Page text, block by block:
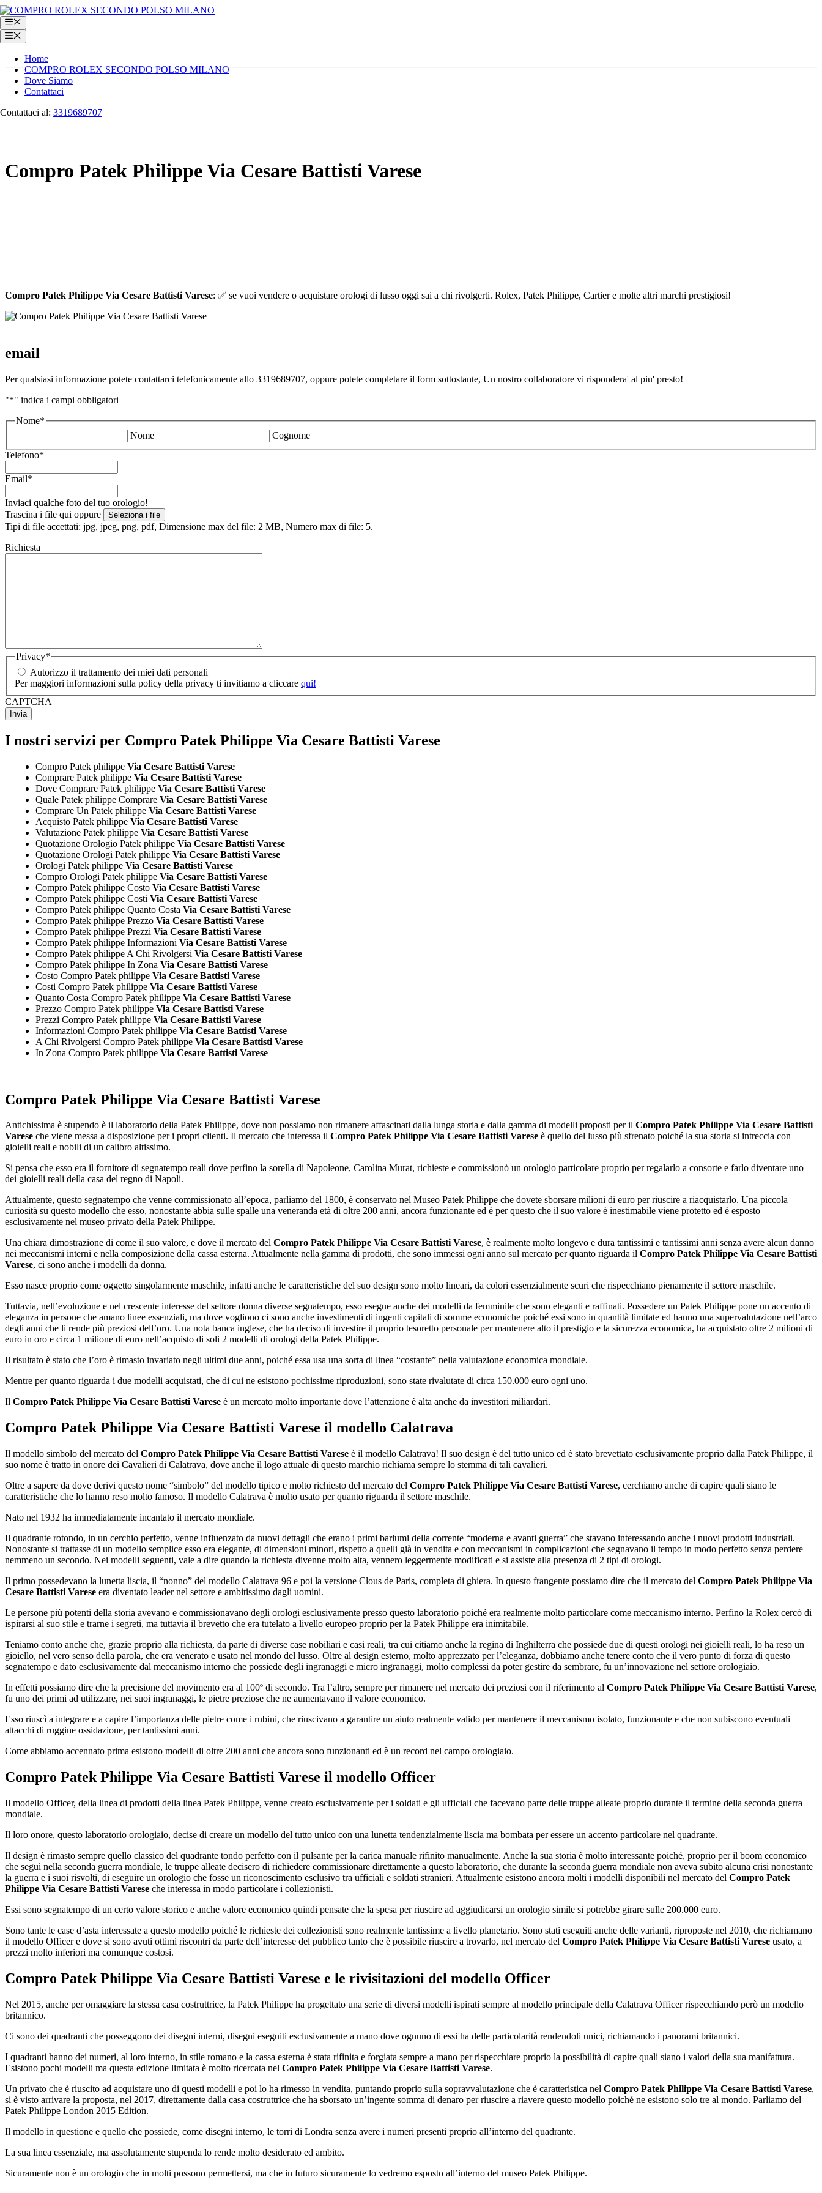
Vai
al
contenuto
Menu
Menu
Home
COMPRO ROLEX SECONDO POLSO MILANO
Dove Siamo
Contattaci
Contattaci al: 3319689707
Compro Patek Philippe Via Cesare Battisti Varese
Compro Patek Philippe Via Cesare Battisti Varese: ✅ se vuoi vendere o acquistare orologi di lusso oggi sai a chi rivolgerti. Rolex, Patek Philippe, Cartier e molte altri marchi prestigiosi!
email
Per qualsiasi informazione potete contattarci telefonicamente allo 3319689707, oppure potete completare il form sottostante, Un nostro collaboratore vi rispondera' al piu' presto!
"*" indica i campi obbligatori
Nome*
Nome
Cognome
Telefono*
Email*
Inviaci qualche foto del tuo orologio!
Trascina i file qui oppure
Seleziona i file
Tipi di file accettati: jpg, jpeg, png, pdf, Dimensione max del file: 2 MB, Numero max di file: 5.
Richiesta
Privacy*
Autorizzo il trattamento dei miei dati personali
Per maggiori informazioni sulla policy della privacy ti invitiamo a cliccare qui!
CAPTCHA
I nostri servizi per Compro Patek Philippe Via Cesare Battisti Varese
Compro Patek philippe Via Cesare Battisti Varese
Comprare Patek philippe Via Cesare Battisti Varese
Dove Comprare Patek philippe Via Cesare Battisti Varese
Quale Patek philippe Comprare Via Cesare Battisti Varese
Comprare Un Patek philippe Via Cesare Battisti Varese
Acquisto Patek philippe Via Cesare Battisti Varese
Valutazione Patek philippe Via Cesare Battisti Varese
Quotazione Orologio Patek philippe Via Cesare Battisti Varese
Quotazione Orologi Patek philippe Via Cesare Battisti Varese
Orologi Patek philippe Via Cesare Battisti Varese
Compro Orologi Patek philippe Via Cesare Battisti Varese
Compro Patek philippe Costo Via Cesare Battisti Varese
Compro Patek philippe Costi Via Cesare Battisti Varese
Compro Patek philippe Quanto Costa Via Cesare Battisti Varese
Compro Patek philippe Prezzo Via Cesare Battisti Varese
Compro Patek philippe Prezzi Via Cesare Battisti Varese
Compro Patek philippe Informazioni Via Cesare Battisti Varese
Compro Patek philippe A Chi Rivolgersi Via Cesare Battisti Varese
Compro Patek philippe In Zona Via Cesare Battisti Varese
Costo Compro Patek philippe Via Cesare Battisti Varese
Costi Compro Patek philippe Via Cesare Battisti Varese
Quanto Costa Compro Patek philippe Via Cesare Battisti Varese
Prezzo Compro Patek philippe Via Cesare Battisti Varese
Prezzi Compro Patek philippe Via Cesare Battisti Varese
Informazioni Compro Patek philippe Via Cesare Battisti Varese
A Chi Rivolgersi Compro Patek philippe Via Cesare Battisti Varese
In Zona Compro Patek philippe Via Cesare Battisti Varese
Compro Patek Philippe Via Cesare Battisti Varese
Antichissima è stupendo è il laboratorio della Patek Philippe, dove non possiamo non rimanere affascinati dalla lunga storia e dalla gamma di modelli proposti per il Compro Patek Philippe Via Cesare Battisti
Varese che viene messa a disposizione per i propri clienti. Il mercato che interessa il Compro Patek Philippe Via Cesare Battisti Varese è quello del lusso più sfrenato poiché la sua storia si intreccia con
gioielli reali e nobili di un calibro altissimo.
Si pensa che esso era il fornitore di segnatempo reali dove perfino la sorella di Napoleone, Carolina Murat, richieste e commissionò un orologio particolare proprio per regalarlo a consorte e farlo diventare uno
dei gioielli reali della casa del regno di Napoli.
Attualmente, questo segnatempo che venne commissionato all’epoca, parliamo del 1800, è conservato nel Museo Patek Philippe che dovete sborsare milioni di euro per riuscire a riacquistarlo. Una piccola
curiosità su questo modello che esso, nonostante abbia sulle spalle una veneranda età di oltre 200 anni, ancora funzionante ed è per questo che il suo valore è inestimabile viene protetto ed è esposto
esclusivamente nel museo privato della Patek Philippe.
Una chiara dimostrazione di come il suo valore, e dove il mercato del Compro Patek Philippe Via Cesare Battisti Varese, è realmente molto longevo e dura tantissimi e tantissimi anni senza avere alcun danno
nei meccanismi interni e nella composizione della cassa esterna. Attualmente nella gamma di prodotti, che sono immessi ogni anno sul mercato per quanto riguarda il Compro Patek Philippe Via Cesare Battisti
Varese, ci sono anche i modelli da donna.
Esso nasce proprio come oggetto singolarmente maschile, infatti anche le caratteristiche del suo design sono molto lineari, da colori essenzialmente scuri che rispecchiano pienamente il settore maschile.
Tuttavia, nell’evoluzione e nel crescente interesse del settore donna diverse segnatempo, esso esegue anche dei modelli da femminile che sono eleganti e raffinati. Possedere un Patek Philippe pone un accento di
eleganza in persone che amano linee essenziali, ma dove vogliono ci sono anche investimenti di ingenti capitali di somme economiche poiché essi sono in quantità limitate ed hanno una supervalutazione nell’arco
degli anni che li rende più preziosi dell’oro. Una nota banca inglese, che ha deciso di investire il proprio tesoretto personale per mantenere alto il prestigio e la sicurezza economica, ha acquistato oltre 2 milioni di
euro in oro e circa 1 milione di euro nell’acquisto di soli 2 modelli di orologi della Patek Philippe.
Il risultato è stato che l’oro è rimasto invariato negli ultimi due anni, poiché essa usa una sorta di linea “costante” nella valutazione economica mondiale.
Mentre per quanto riguarda i due modelli acquistati, che di cui ne esistono pochissime riproduzioni, sono state rivalutate di circa 150.000 euro ogni uno.
Il Compro Patek Philippe Via Cesare Battisti Varese è un mercato molto importante dove l’attenzione è alta anche da investitori miliardari.
Compro Patek Philippe Via Cesare Battisti Varese il modello Calatrava
Il modello simbolo del mercato del Compro Patek Philippe Via Cesare Battisti Varese è il modello Calatrava! Il suo design è del tutto unico ed è stato brevettato esclusivamente proprio dalla Patek Philippe, il
suo nome è tratto in onore dei Cavalieri di Calatrava, dove anche il logo attuale di questo marchio richiama sempre lo stemma di tali cavalieri.
Oltre a sapere da dove derivi questo nome “simbolo” del modello tipico e molto richiesto del mercato del Compro Patek Philippe Via Cesare Battisti Varese, cerchiamo anche di capire quali siano le
caratteristiche che lo hanno reso molto famoso. Il modello Calatrava è molto usato per quanto riguarda il settore maschile.
Nato nel 1932 ha immediatamente incantato il mercato mondiale.
Il quadrante rotondo, in un cerchio perfetto, venne influenzato da nuovi dettagli che erano i primi barlumi della corrente “moderna e avanti guerra” che stavano interessando anche i nuovi prodotti industriali.
Nonostante si trattasse di un modello semplice esso era elegante, di dimensioni minori, rispetto a quelli già in vendita e con meccanismi in complicazioni che segnavano il tempo in modo perfetto senza perdere
nemmeno un secondo. Nei modelli seguenti, vale a dire quando la richiesta divenne molto alta, vennero leggermente modificati e si assiste alla presenza di 2 tipi di orologi.
Il primo possedevano la lunetta liscia, il “nonno” del modello Calatrava 96 e poi la versione Clous de Paris, completa di ghiera. In questo frangente possiamo dire che il mercato del Compro Patek Philippe Via
Cesare Battisti Varese era diventato leader nel settore e ambitissimo dagli uomini.
Le persone più potenti della storia avevano e commissionavano degli orologi esclusivamente presso questo laboratorio poiché era realmente molto particolare come meccanismo interno. Perfino la Rolex cercò di
ispirarsi al suo stile e trarne i segreti, ma tuttavia il brevetto che era tutelato a livello europeo proprio per la Patek Philippe era inimitabile.
Teniamo conto anche che, grazie proprio alla richiesta, da parte di diverse case nobiliari e casi reali, tra cui citiamo anche la regina di Inghilterra che possiede due di questi orologi nei gioielli reali, lo ha reso un
gioiello, nel vero senso della parola, che era venerato e usato nel mondo del lusso. Oltre al design esterno, molto apprezzato per l’eleganza, dobbiamo anche tenere conto che il vero punto di forza di questo
segnatempo e dato esclusivamente dal meccanismo interno che possiede degli ingranaggi e micro ingranaggi, molto complessi da poter gestire da sembrare, fu un’innovazione nel settore orologiaio.
In effetti possiamo dire che la precisione del movimento era al 100º di secondo. Tra l’altro, sempre per rimanere nel mercato dei preziosi con il riferimento al Compro Patek Philippe Via Cesare Battisti Varese,
fu uno dei primi ad utilizzare, nei suoi ingranaggi, le pietre preziose che ne aumentavano il valore economico.
Esso riuscì a integrare e a capire l’importanza delle pietre come i rubini, che riuscivano a garantire un aiuto realmente valido per mantenere il meccanismo isolato, funzionante e che non subiscono eventuali
attacchi di ruggine ossidazione, per tantissimi anni.
Come abbiamo accennato prima esistono modelli di oltre 200 anni che ancora sono funzionanti ed è un record nel campo orologiaio.
Compro Patek Philippe Via Cesare Battisti Varese il modello Officer
Il modello Officer, della linea di prodotti della linea Patek Philippe, venne creato esclusivamente per i soldati e gli ufficiali che facevano parte delle truppe alleate proprio durante il termine della seconda guerra
mondiale.
Il loro onore, questo laboratorio orologiaio, decise di creare un modello del tutto unico con una lunetta tendenzialmente liscia ma bombata per essere un accento particolare nel quadrante.
Il design è rimasto sempre quello classico del quadrante tondo perfetto con il pulsante per la carica manuale rifinito manualmente. Anche la sua storia è molto interessante poiché, proprio per il boom economico
che seguì nella seconda guerra mondiale, le truppe alleate decisero di richiedere commissionare direttamente a questo laboratorio, che durante la seconda guerra mondiale non aveva subito alcuna crisi nonostante
la guerra e i suoi risvolti, di eseguire un orologio che fosse un riconoscimento esclusivo tra ufficiali e soldati stranieri. Attualmente esistono ancora molti i modelli disponibili nel mercato del Compro Patek
Philippe Via Cesare Battisti Varese che interessa in modo particolare i collezionisti.
Essi sono segnatempo di un certo valore storico e anche valore economico quindi pensate che la spesa per riuscire ad aggiudicarsi un orologio simile si potrebbe girare sulle 200.000 euro.
Sono tante le case d’asta interessate a questo modello poiché le richieste dei collezionisti sono realmente tantissime a livello planetario. Sono stati eseguiti anche delle varianti, riproposte nel 2010, che richiamano
il modello Officer e dove si sono avuti ottimi riscontri da parte dell’interesse del pubblico tanto che è possibile riuscire a trovarlo, nel mercato del Compro Patek Philippe Via Cesare Battisti Varese usato, a
prezzi molto inferiori ma comunque costosi.
Compro Patek Philippe Via Cesare Battisti Varese e le rivisitazioni del modello Officer
Nel 2015, anche per omaggiare la stessa casa costruttrice, la Patek Philippe ha progettato una serie di diversi modelli ispirati sempre al modello principale della Calatrava Officer rispecchiando però un modello
britannico.
Ci sono dei quadranti che posseggono dei disegni interni, disegni eseguiti esclusivamente a mano dove ognuno di essi ha delle particolarità rendendoli unici, richiamando i panorami britannici.
I quadranti hanno dei numeri, al loro interno, in stile romano e la cassa esterna è stata rifinita e forgiata sempre a mano per rispecchiare proprio la possibilità di capire quali siano i valori della sua manifattura.
Esistono pochi modelli ma questa edizione limitata è molto ricercata nel Compro Patek Philippe Via Cesare Battisti Varese.
Un privato che è riuscito ad acquistare uno di questi modelli e poi lo ha rimesso in vendita, puntando proprio sulla sopravvalutazione che è caratteristica nel Compro Patek Philippe Via Cesare Battisti Varese,
si è visto arrivare la proposta, nel 2017, direttamente dalla casa costruttrice che ha sborsato un’ingente somma di denaro per riuscire a riavere questo modello poiché ne esistono solo tre al mondo. Parliamo del
Patek Philippe London 2015 Edition.
Il modello in questione e quello che possiede, come disegni interno, le torri di Londra senza avere i numeri presenti proprio all’interno del quadrante.
La sua linea essenziale, ma assolutamente stupenda lo rende molto desiderato ed ambito.
Sicuramente non è un orologio che in molti possono permettersi, ma che in futuro sicuramente lo vedremo esposto all’interno del museo Patek Philippe.